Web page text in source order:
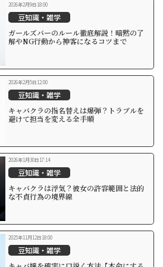
2026年2月9日18:00
豆知識・雑学
ガールズバーのルール徹底解説！暗黙の了
解やNG行動から神客になるコツまで
2026年2月5日12:00
豆知識・雑学
キャバクラの指名替えは爆弾？トラブルを
避けて担当を変える全手順
2026年1月30日17:14
豆知識・雑学
キャバクラは浮気？彼女の許容範囲と法的
な不貞行為の境界線
2025年11月12日18:00
豆知識・雑学